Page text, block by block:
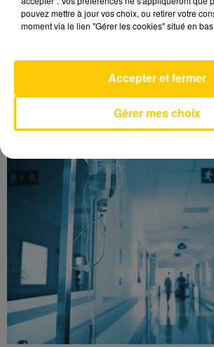
La ville de Rodez a également
caniculeavant le début de l'été.
LES DERNIERES INFOS
pouvez mettre à jour vos choix, ou retirer votre
moment via le lien "Gérer les cookies" situé en
Gérer mes choix
Accepter et fermer